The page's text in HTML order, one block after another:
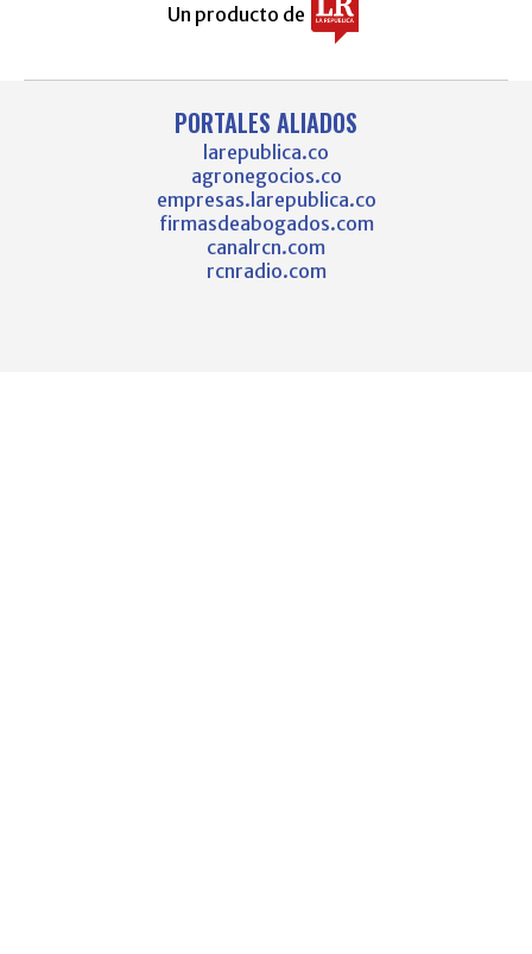
Un producto de
PORTALES ALIADOS
larepublica.co
agronegocios.co
empresas.larepublica.co
firmasdeabogados.com
canalrcn.com
rcnradio.com